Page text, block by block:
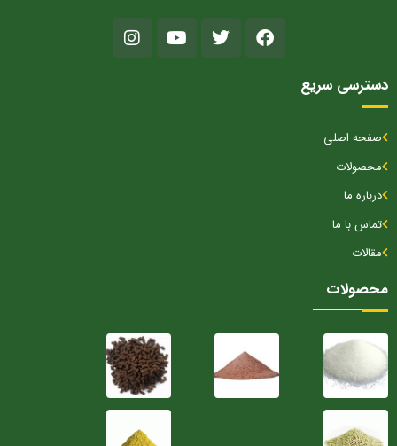
دسترسی سریع
صفحه اصلی
محصولات
درباره ما
تماس با ما
مقالات
محصولات